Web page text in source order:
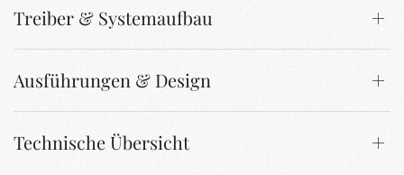
Treiber & Systemaufbau
Ausführungen & Design
Technische Übersicht